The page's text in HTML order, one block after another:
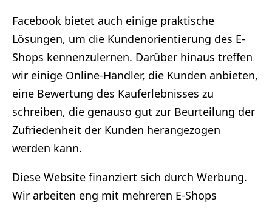
Facebook bietet auch einige praktische
Lösungen, um die Kundenorientierung des E-
Shops kennenzulernen. Darüber hinaus treffen
wir einige Online-Händler, die Kunden anbieten,
eine Bewertung des Kauferlebnisses zu
schreiben, die genauso gut zur Beurteilung der
Zufriedenheit der Kunden herangezogen
werden kann.
Diese Website finanziert sich durch Werbung.
Wir arbeiten eng mit mehreren E-Shops